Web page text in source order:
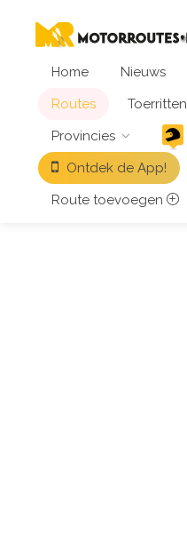
Home
Nieuws
Routes
Toerritten
Provincies
Ontdek de App!
Route toevoegen